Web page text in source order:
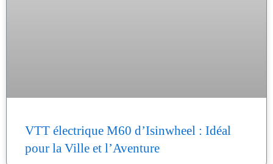
VTT électrique M60 d’Isinwheel : Idéal
pour la Ville et l’Aventure